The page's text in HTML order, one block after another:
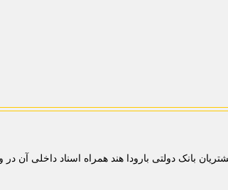
بانک دولتی بارودا هند همراه اسناد داخلی آن